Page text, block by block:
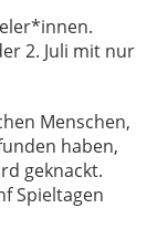
2. Juli mit nur
Menschen,
haben,
geknackt.
Spieltagen